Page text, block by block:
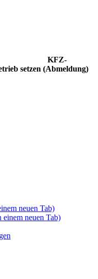
KFZ-
setzen (Abmeldung)
neuen Tab)
neuen Tab)